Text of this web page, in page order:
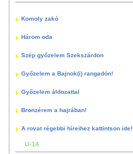
Komoly zakó
Három oda
Szép győzelem Szekszárdon
Győzelem a Bajnok(i) rangadón!
Győzelem áldozattal
Bronzérem a hajrában!
A rovat régebbi híreihez kattintson ide!
U-14